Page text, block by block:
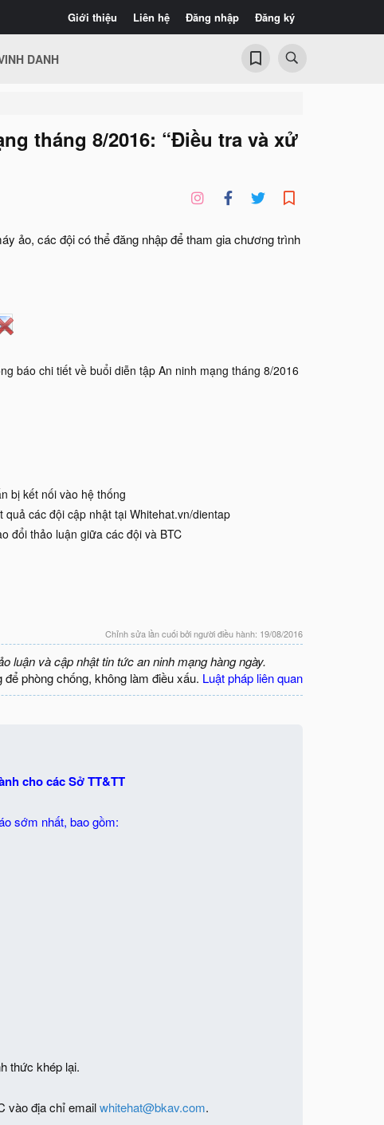
Giới thiệu Liên hệ Đăng nhập Đăng ký
DANH
tháng 8/2016: “Điều tra và xử
ảo, các đội có thể đăng nhập để tham gia chương trình
báo chi tiết về buổi diễn tập An ninh mạng tháng 8/2016
bị kết nối vào hệ thống
các đội cập nhật tại Whitehat.vn/dientap
đổi thảo luận giữa các đội và BTC
Chỉnh sửa lần cuối bởi người điều hành: 19/08/2016
luận và cập nhật tin tức an ninh mạng hàng ngày.
phòng chống, không làm điều xấu. Luật pháp liên quan
cho các Sở TT&TT
sớm nhất, bao gồm:
thức khép lại.
vào địa chỉ emailwhitehat@bkav.com.